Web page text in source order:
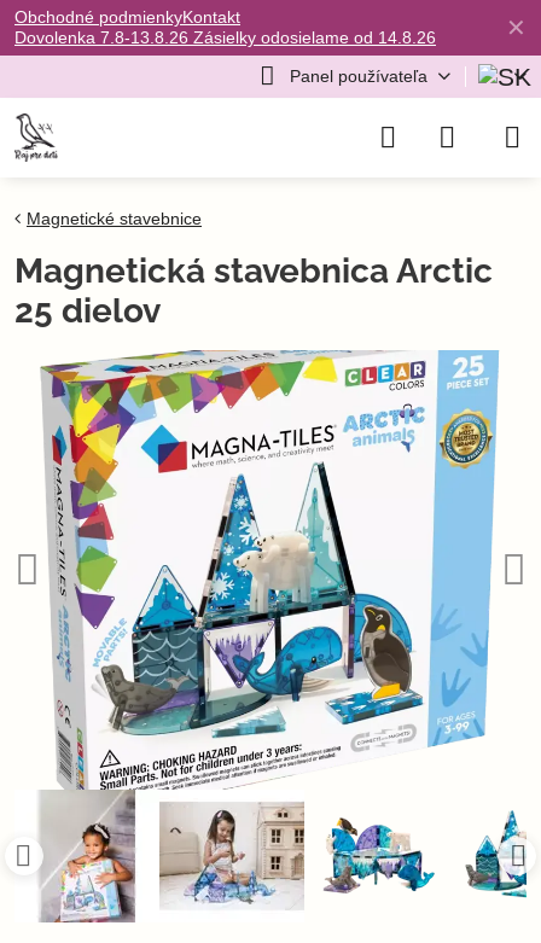
✕
Obchodné podmienkyKontakt
Dovolenka 7.8-13.8.26 Zásielky odosielame od 14.8.26
Panel používateľa
Magnetické stavebnice
Magnetická stavebnica Arctic
25 dielov